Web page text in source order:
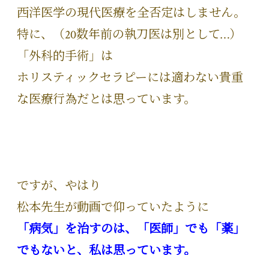
西洋医学の現代医療を全否定はしません。
特に、（20数年前の執刀医は別として…）
「外科的手術」は
ホリスティックセラピーには適わない貴重
な医療行為だとは思っています。
ですが、やはり
松本先生が動画で仰っていたように
「病気」を治すのは、「医師」でも「薬」
でもないと、私は思っています。